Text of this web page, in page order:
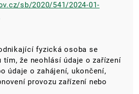
sb/2020/541/2024-01-
fyzická osoba se
tím, že neohlásí údaje o zařízení
údaje o zahájení, ukončení,
provozu zařízení nebo